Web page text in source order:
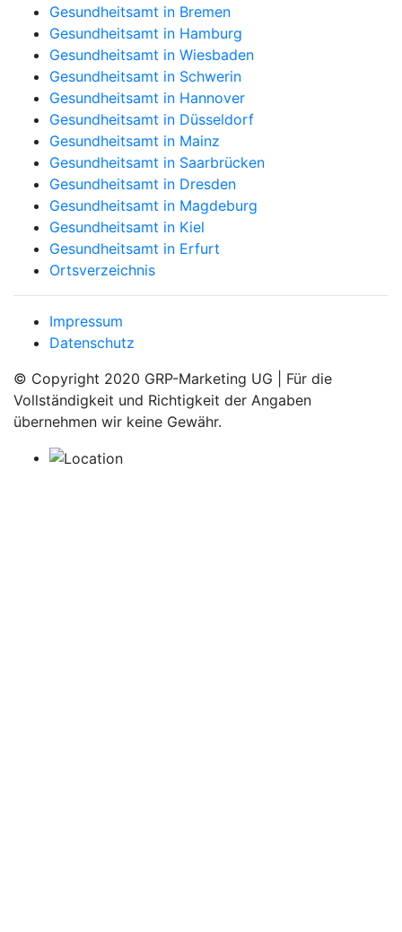
Gesundheitsamt in Bremen
Gesundheitsamt in Hamburg
Gesundheitsamt in Wiesbaden
Gesundheitsamt in Schwerin
Gesundheitsamt in Hannover
Gesundheitsamt in Düsseldorf
Gesundheitsamt in Mainz
Gesundheitsamt in Saarbrücken
Gesundheitsamt in Dresden
Gesundheitsamt in Magdeburg
Gesundheitsamt in Kiel
Gesundheitsamt in Erfurt
Ortsverzeichnis
Impressum
Datenschutz
© Copyright 2020 GRP-Marketing UG | Für die
Vollständigkeit und Richtigkeit der Angaben
übernehmen wir keine Gewähr.